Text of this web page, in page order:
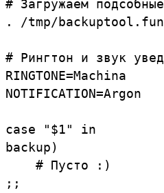
# Загружаем
. /tmp/
# Рингтон и звук
RINGTONE=Machina
NOTIFICATION=Argon
case "$1" in
backup)
    # Пусто :)
;;